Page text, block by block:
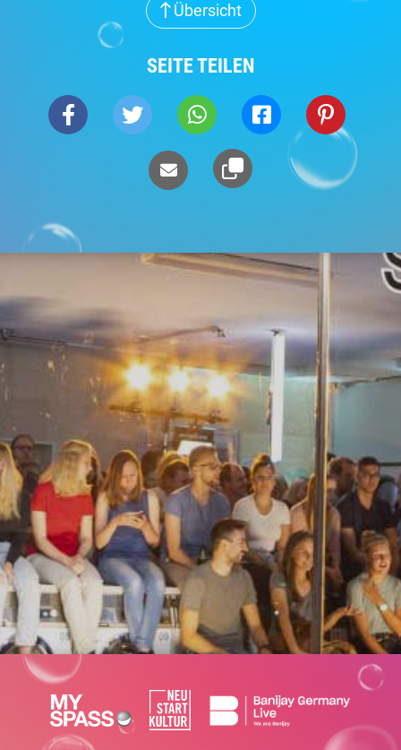
Übersicht
SEITE TEILEN